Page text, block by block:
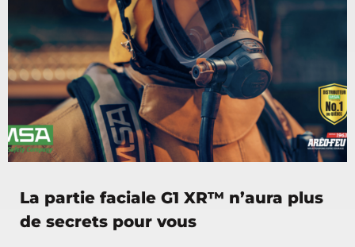
La partie faciale G1 XR™ n’aura plus
de secrets pour vous